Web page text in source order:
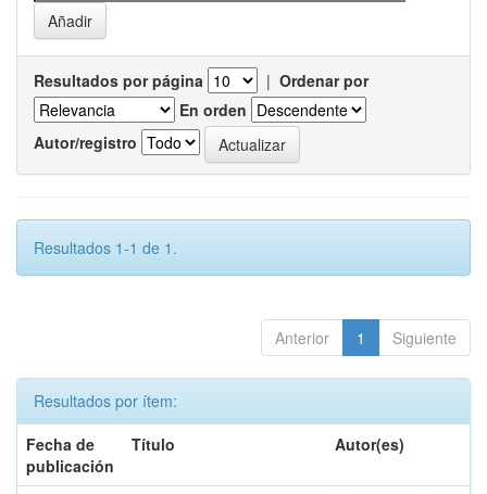
Resultados por página | Ordenar por
En orden
Autor/registro
Resultados 1-1 de 1.
Anterior 1 Siguiente
Resultados por ítem:
Fecha de
publicación
Título Autor(es)